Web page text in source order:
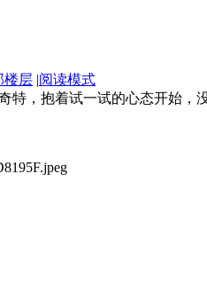
楼层 |阅读模式
特，抱着试一试的心态开始，